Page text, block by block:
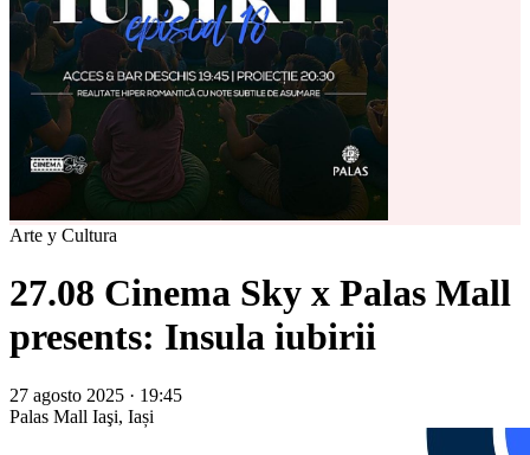
Arte y Cultura
27.08 Cinema Sky x Palas Mall
presents: Insula iubirii
27 agosto 2025 · 19:45
Palas Mall Iaşi, Iași